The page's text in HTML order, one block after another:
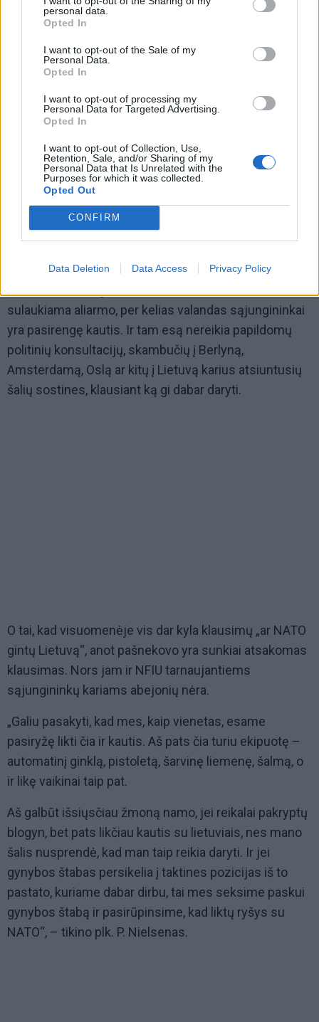
personal data.
Opted In
I want to opt-out of the Sale of my
Personal Data.
Opted In
I want to opt-out of processing my
Personal Data for Targeted Advertising.
Opted In
I want to opt-out of Collection, Use,
Retention, Sale, and/or Sharing of my
Personal Data that Is Unrelated with the
Purposes for which it was collected.
Opted Out
CONFIRM
Data Deletion Data Access Privacy Policy
Kilus karui visi kaunasi drauge
Plk. P. Nielsenas patikino, kad visos procedūros yra
labai aiškios ir nedviprasmiškos: jei reikėtų kautis čia ir
dabar, Trijų muškietininkų principas – vienas už visus,
pajėgų batalionas yra tiesiogiai pavaldus Lietuvos
sulaukiama aliarmo, per kelias valandas sąjungininkai
yra pasirengę kautis. Ir tam esą nereikia papildomų
politinių konsultacijų, skambučių į Berlyną,
Amsterdamą, Oslą ar kitų į Lietuvą karius atsiuntusių
šalių sostines, klausiant ką gi dabar daryti.
O tai, kad visuomenėje vis dar kyla klausimų „ar NATO
gintų Lietuvą“, anot pašnekovo yra sunkiai atsakomas
klausimas. Nors jam ir NFIU tarnaujantiems
sąjungininkų kariams abejonių nėra.
„Galiu pasakyti, kad mes, kaip vienetas, esame
pasiryžę likti čia ir kautis. Aš pats čia turiu ekipuotę –
automatinį ginklą, pistoletą, šarvinę liemenę, šalmą, o
ir likę vaikinai taip pat.
Aš galbūt išsiųsčiau žmoną namo, jei reikalai pakryptų
blogyn, bet pats likčiau kautis su lietuviais, nes mano
šalis nusprendė, kad man taip reikia daryti. Ir jei
gynybos štabas persikelia į taktines pozicijas iš to
pastato, kuriame dabar dirbu, tai mes seksime paskui
gynybos štabą ir pasirūpinsime, kad liktų ryšys su
NATO“, – tikino plk. P. Nielsenas.